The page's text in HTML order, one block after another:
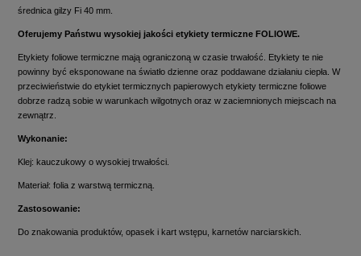
średnica gilzy Fi 40 mm.
Oferujemy Państwu wysokiej jakości etykiety termiczne FOLIOWE.
Etykiety foliowe termiczne mają ograniczoną w czasie trwałość. Etykiety te nie
powinny być eksponowane na światło dzienne oraz poddawane działaniu ciepła. W
przeciwieństwie do etykiet termicznych papierowych etykiety termiczne foliowe
dobrze radzą sobie w warunkach wilgotnych oraz w zaciemnionych miejscach na
zewnątrz.
Wykonanie:
Klej: kauczukowy o wysokiej trwałości.
Materiał: folia z warstwą termiczną.
Zastosowanie:
Do znakowania produktów, opasek i kart wstępu, karnetów narciarskich.